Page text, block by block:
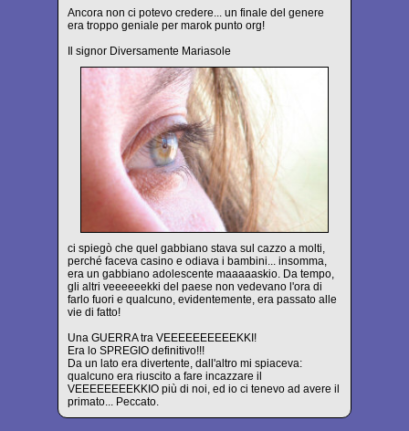
Ancora non ci potevo credere... un finale del genere
era troppo geniale per marok punto org!
Il signor Diversamente Mariasole
ci spiegò che quel gabbiano stava sul cazzo a molti,
perché faceva casino e odiava i bambini... insomma,
era un gabbiano adolescente maaaaaskio. Da tempo,
gli altri veeeeeekki del paese non vedevano l'ora di
farlo fuori e qualcuno, evidentemente, era passato alle
vie di fatto!
Una GUERRA tra VEEEEEEEEEEKKI!
Era lo SPREGIO definitivo!!!
Da un lato era divertente, dall'altro mi spiaceva:
qualcuno era riuscito a fare incazzare il
VEEEEEEEEKKIO più di noi, ed io ci tenevo ad avere il
primato... Peccato.